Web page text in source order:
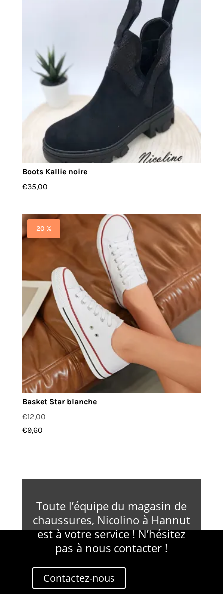
Boots Kallie noire
€35,00
20 %
Basket Star blanche
€12,00
€9,60
Toute l’équipe du magasin de
chaussures, Nicolino à Hannut
est à votre service ! N’hésitez
pas à nous contacter !
Contactez-nous